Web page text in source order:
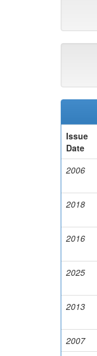
Issue
Date
2006
2018
2016
2025
2013
2007